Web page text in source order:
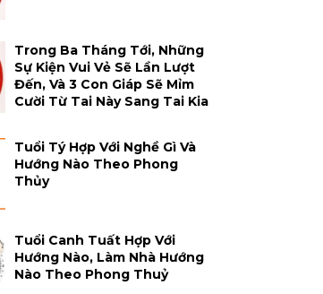
Trong Ba Tháng Tới, Những
Sự Kiện Vui Vẻ Sẽ Lần Lượt
Đến, Và 3 Con Giáp Sẽ Mỉm
Cười Từ Tai Này Sang Tai Kia
Tuổi Tý Hợp Với Nghề Gì Và
Hướng Nào Theo Phong
Thủy
Tuổi Canh Tuất Hợp Với
Hướng Nào, Làm Nhà Hướng
Nào Theo Phong Thuỷ